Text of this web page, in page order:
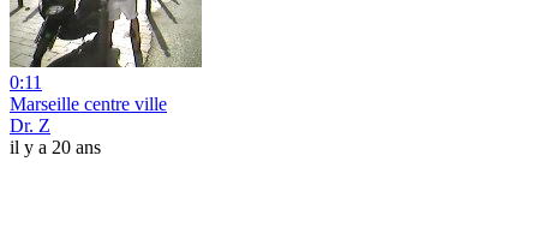
0:11
Marseille centre ville
Dr. Z
il y a 20 ans